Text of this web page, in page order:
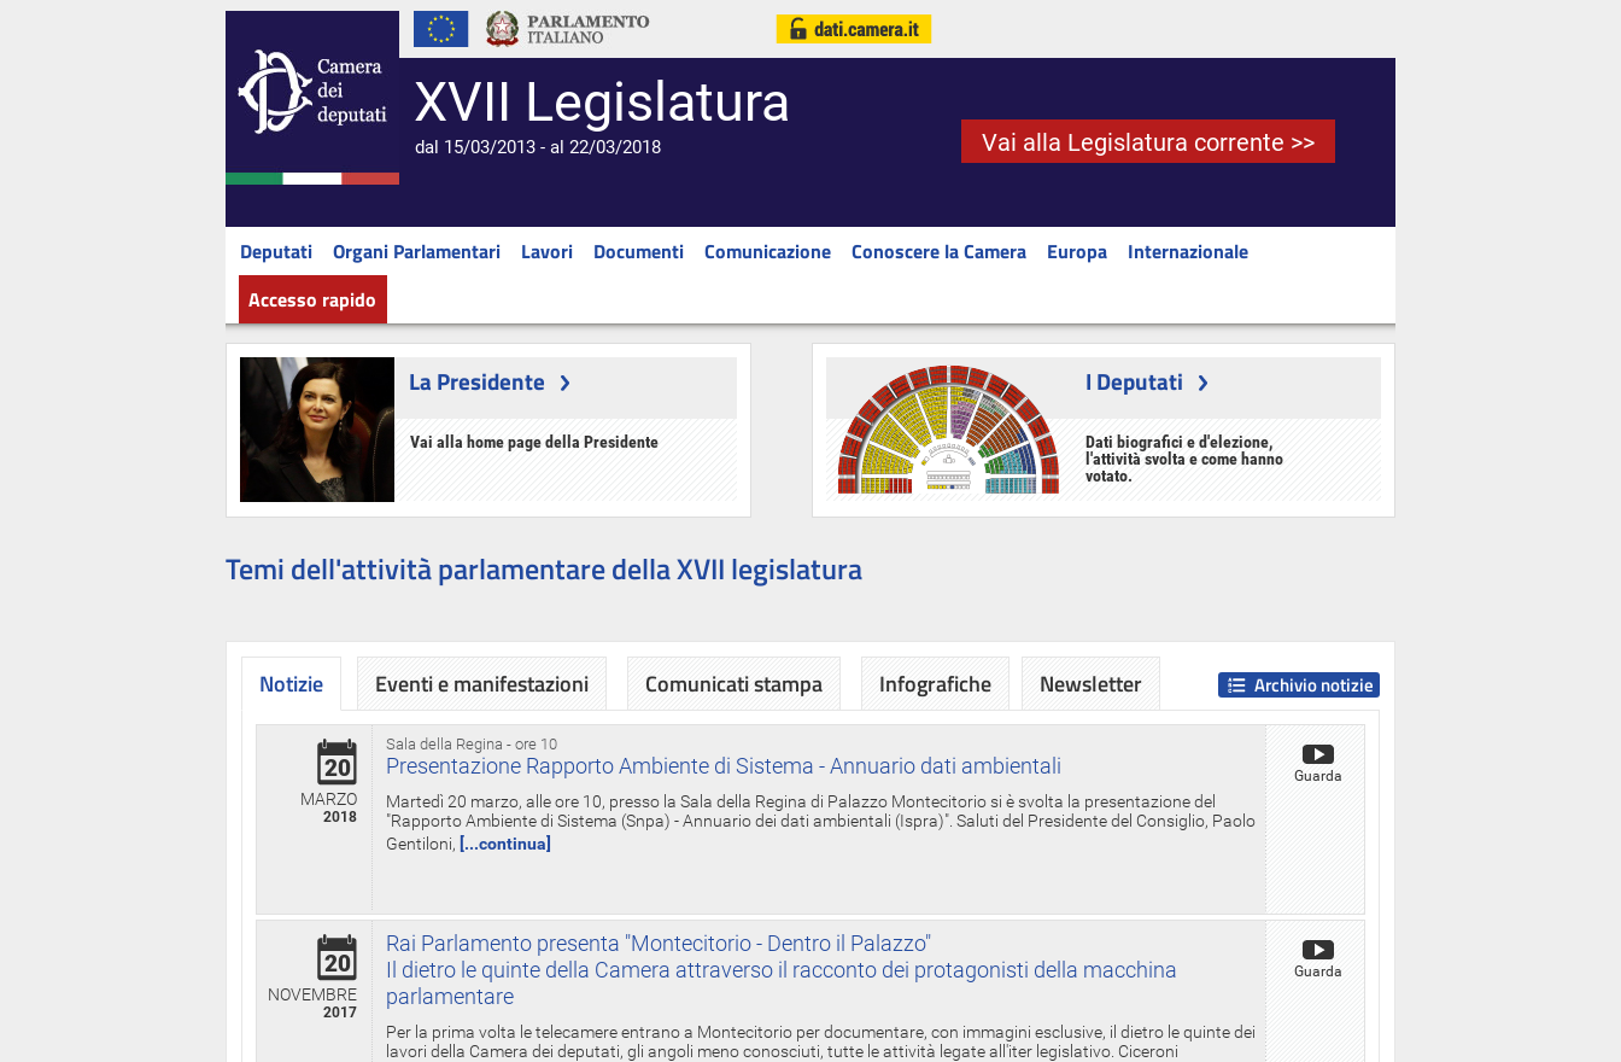
XVII Legislatura
dal 15/03/2013 - al 22/03/2018 Vai alla Legislatura corrente >>
Deputati Organi Parlamentari Lavori Documenti Comunicazione Conoscere la Camera Europa
Internazionale
Accesso rapido
La Presidente
Vai alla home page della Presidente
I Deputati
Dati biografici e d'elezione,
l'attività svolta e come hanno
votato.
Temi dell'attività parlamentare della XVII legislatura
Notizie
Sala della Regina - ore 10
20
MARZO
2018
Presentazione Rapporto Ambiente di Sistema - Annuario dati ambientali
Martedì 20 marzo, alle ore 10, presso la Sala della Regina di Palazzo Montecitorio si è svolta la presentazione del
"Rapporto Ambiente di Sistema (Snpa) - Annuario dei dati ambientali (Ispra)". Saluti del Presidente del Consiglio, Paolo
Gentiloni, [...continua]
Guarda
20
NOVEMBRE
2017
Rai Parlamento presenta "Montecitorio - Dentro il Palazzo"
Il dietro le quinte della Camera attraverso il racconto dei protagonisti della macchina
parlamentare
Per la prima volta le telecamere entrano a Montecitorio per documentare, con immagini esclusive, il dietro le quinte dei
lavori della Camera dei deputati, gli angoli meno conosciuti, tutte le attività legate all'iter legislativo. Ciceroni
Guarda
Archivio notizie
Eventi e manifestazioni Comunicati stampa Infografiche Newsletter